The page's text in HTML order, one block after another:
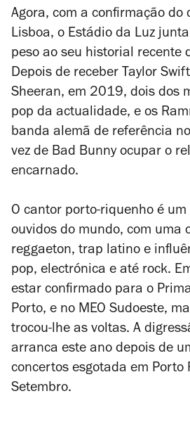
Agora, com a confirmação do
Lisboa, o Estádio da Luz
peso ao seu historial recente
Depois de receber Taylor
Sheeran, em 2019, dois dos
pop da actualidade, e os
banda alemã de referência
vez de Bad Bunny ocupar o
encarnado.
O cantor porto-riquenho é
ouvidos do mundo, com uma
reggaeton, trap latino e
pop, electrónica e até rock.
estar confirmado para o
Porto, e no MEO Sudoeste,
trocou-lhe as voltas. A
arranca este ano depois de
concertos esgotada em Porto
Setembro.